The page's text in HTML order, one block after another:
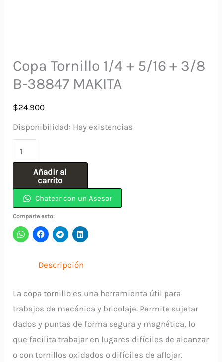
Copa Tornillo 1/4 + 5/16 + 3/8
B-38847 MAKITA
$24.900
Disponibilidad: Hay existencias
Tornillo
+
5/16
3/8
cantidad
Añadir al
carrito
Chatear con un Asesor
Comparte esto:
Descripción
La copa tornillo es una herramienta útil para
trabajos de mecánica y bricolaje. Permite sujetar
dados y puntas de forma segura y magnética, lo
que facilita trabajar en lugares difíciles de alcanzar
o con tornillos oxidados o difíciles de aflojar.